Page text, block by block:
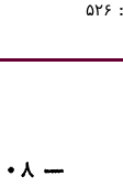
۵۲۶